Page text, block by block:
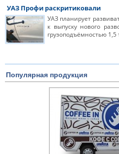
УАЗ Профи раскритиковали
УАЗ планирует
к выпуску нового
грузоподъёмностью
Популярная продукция